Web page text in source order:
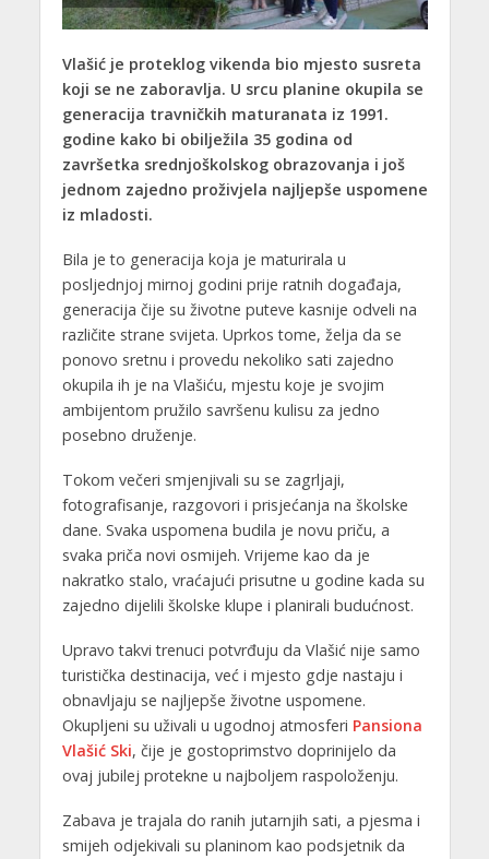
Vlašić je proteklog vikenda bio mjesto susreta
koji se ne zaboravlja. U srcu planine okupila se
generacija travničkih maturanata iz 1991.
godine kako bi obilježila 35 godina od
završetka srednjoškolskog obrazovanja i još
jednom zajedno proživjela najljepše uspomene
iz mladosti.
Bila je to generacija koja je maturirala u
posljednjoj mirnoj godini prije ratnih događaja,
generacija čije su životne puteve kasnije odveli na
različite strane svijeta. Uprkos tome, želja da se
ponovo sretnu i provedu nekoliko sati zajedno
okupila ih je na Vlašiću, mjestu koje je svojim
ambijentom pružilo savršenu kulisu za jedno
posebno druženje.
Tokom večeri smjenjivali su se zagrljaji,
fotografisanje, razgovori i prisjećanja na školske
dane. Svaka uspomena budila je novu priču, a
svaka priča novi osmijeh. Vrijeme kao da je
nakratko stalo, vraćajući prisutne u godine kada su
zajedno dijelili školske klupe i planirali budućnost.
Upravo takvi trenuci potvrđuju da Vlašić nije samo
turistička destinacija, već i mjesto gdje nastaju i
obnavljaju se najljepše životne uspomene.
Okupljeni su uživali u ugodnoj atmosferi Pansiona
Vlašić Ski, čije je gostoprimstvo doprinijelo da
ovaj jubilej protekne u najboljem raspoloženju.
Zabava je trajala do ranih jutarnjih sati, a pjesma i
smijeh odjekivali su planinom kao podsjetnik da